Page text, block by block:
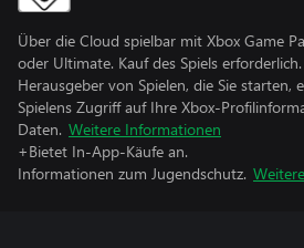
Über die Cloud spielbar mit Xbox Game
oder Ultimate. Kauf des Spiels erforderlich.
Herausgeber von Spielen, die Sie starten,
Spielens Zugriff auf Ihre Xbox-
Daten. Weitere Informationen
+Bietet In-App-Käufe an.
Informationen zum Jugendschutz.